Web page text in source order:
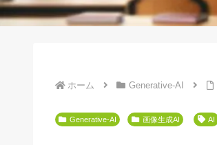
ホーム Generative-AI
Generative-AI 画像生成AI AI